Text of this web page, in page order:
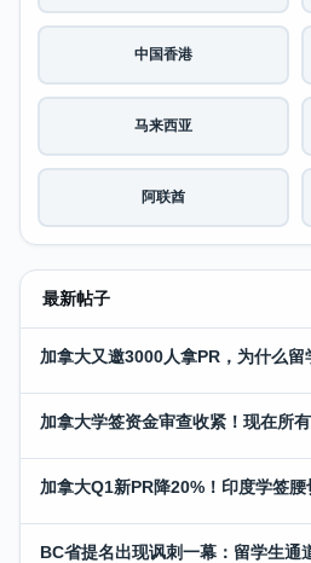
中国香港
马来西亚
阿联酋
最新帖子
加拿大又邀3000人拿PR，为什么留
加拿大学签资金审查收紧！现在所
加拿大Q1新PR降20%！印度学签
BC省提名出现讽刺一幕：留学生通